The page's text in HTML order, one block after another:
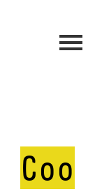
Coo